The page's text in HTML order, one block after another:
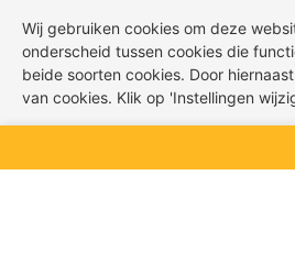
naar
Wij gebruiken cookies om deze
onderscheid tussen cookies die
beide soorten cookies. Door
van cookies. Klik op 'Instellingen